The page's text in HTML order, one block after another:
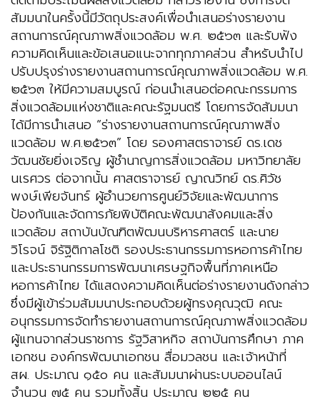
สัมมนาในครั้งนี้มีวัตถุประสงค์เพื่อนำเสนอร่างรายงาน
สถานการณ์คุณภาพสิ่งแวดล้อม พ.ศ. ๒๕๖๓ และรับฟัง
ความคิดเห็นและข้อเสนอแนะจากทุกภาคส่วน สำหรับนำไป
ปรับปรุงร่างรายงานสถานการณ์คุณภาพสิ่งแวดล้อม พ.ศ.
๒๕๖๓ ให้มีความสมบูรณ์ ก่อนนำเสนอต่อคณะกรรมการ
สิ่งแวดล้อมแห่งชาติและคณะรัฐมนตรี โดยการจัดสัมมนา
ได้มีการนำเสนอ “ร่างรายงานสถานการณ์คุณภาพสิ่ง
แวดล้อม พ.ศ.๒๕๖๓” โดย รองศาสตราจารย์ ดร.เดช
วัฒนชัยยิ่งเจริญ ผู้ชำนาญการสิ่งแวดล้อม มหาวิทยาลัย
นเรศวร ต่อจากนั้น ศาสตราจารย์ ญาณวิทย์ ดร.ศิวัช
พงษ์เพียจันทร์ ผู้อำนวยการศูนย์วิจัยและพัฒนาการ
ป้องกันและจัดการภัยพิบัติคณะพัฒนาสังคมและสิ่ง
แวดล้อม สถาบันบัณฑิตพัฒนบริหารศาสตร์ และนาย
วิโรจน์ จิรัฐิติกาลโชติ รองประธานกรรมการหอการค้าไทย
และประธานกรรมการพัฒนาเศรษฐกิจพื้นที่ภาคเหนือ
หอการค้าไทย ได้แสดงความคิดเห็นต่อร่างรายงานดังกล่าว
ซึ่งมีผู้เข้าร่วมสัมมนาประกอบด้วยผู้ทรงคุณวุฒิ คณะ
อนุกรรมการจัดทำรายงานสถานการณ์คุณภาพสิ่งแวดล้อม
ผู้แทนจากส่วนราชการ รัฐวิสาหกิจ สถาบันการศึกษา ภาค
เอกชน องค์กรพัฒนาเอกชน สื่อมวลชน และเจ้าหน้าที่
สผ. ประมาณ ๑๕๐ คน และสัมมนาผ่านระบบออนไลน์
จำนวน ๗๕ คน รวมทั้งสิ้น ประมาณ ๒๒๕ คน